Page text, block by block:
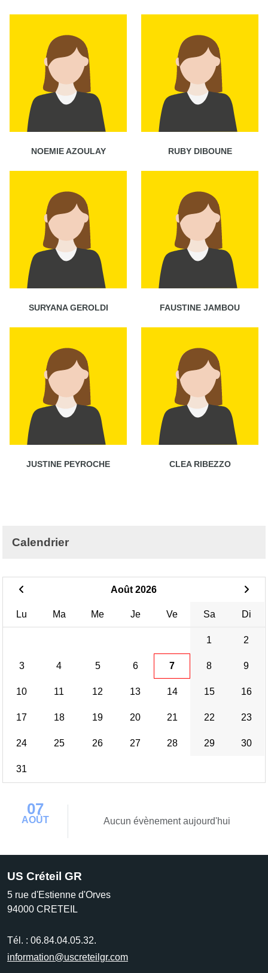
NOEMIE AZOULAY RUBY DIBOUNE
SURYANA GEROLDI FAUSTINE JAMBOU
JUSTINE PEYROCHE CLEA RIBEZZO
Calendrier
Août 2026
Lu Ma Me Je Ve Sa Di
1 2
3 4 5 6 7 8 9
10 11 12 13 14 15 16
17 18 19 20 21 22 23
24 25 26 27 28 29 30
31
07
AOÛT Aucun évènement aujourd'hui
US Créteil GR
5 rue d'Estienne d'Orves
94000 CRETEIL
Tél. : 06.84.04.05.32.
information@uscreteilgr.com